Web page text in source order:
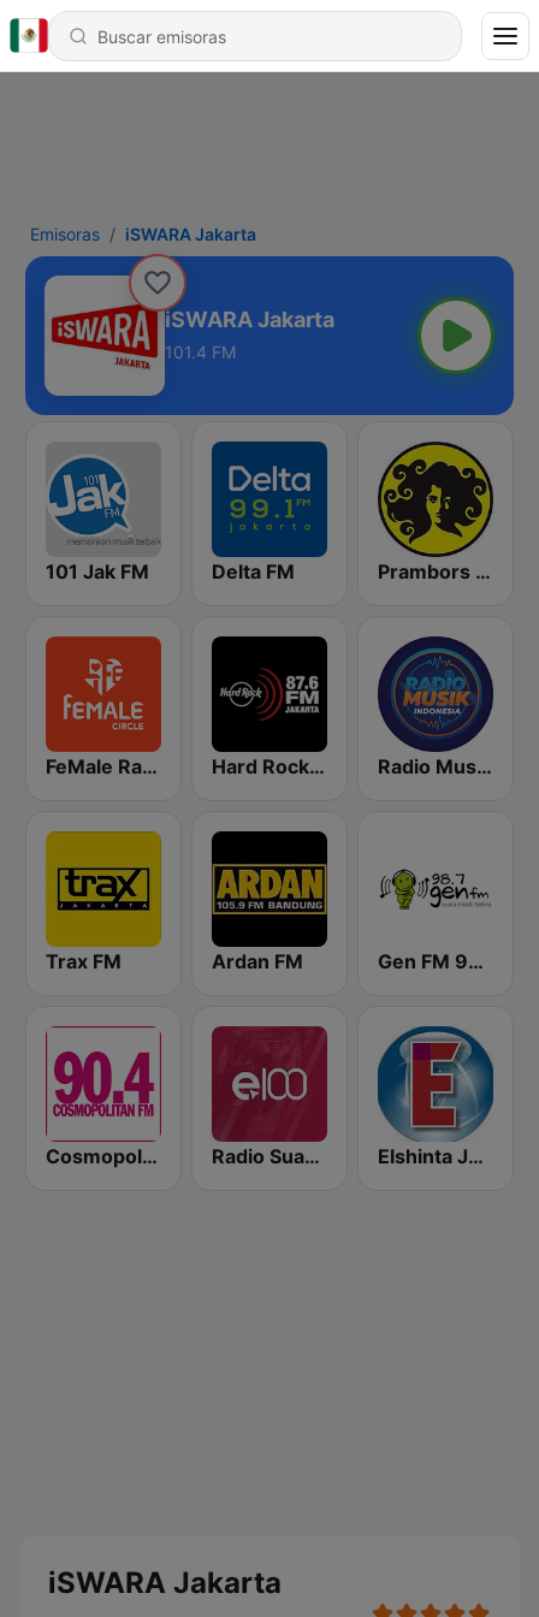
Emisoras iSWARA Jakarta
iSWARA Jakarta
101.4 FM
101 Jak FM Delta FM Prambors FM 102.2 Jakarta
FeMale Radio 97.9 FM Hard Rock FM 87.6 - Jakarta Radio Music Indonesia
Trax FM Ardan FM Gen FM 98.7
Cosmopolitan FM Radio Suara Surabaya Elshinta Jakarta
iSWARA Jakarta